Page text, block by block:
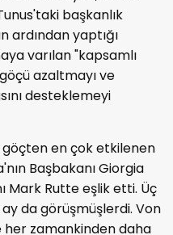
başkanlık
ardından yaptığı
varılan "kapsamlı
azaltmayı ve
desteklemeyi
göçten en çok etkilenen
Başbakanı Giorgia
Mark Rutte eşlik etti. Üç
da görüşmüşlerdi. Von
her zamankinden daha